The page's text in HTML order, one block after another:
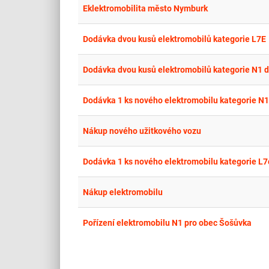
Eklektromobilita město Nymburk
Dodávka dvou kusů elektromobilů kategorie L7E
Dodávka dvou kusů elektromobilů kategorie N1
Dodávka 1 ks nového elektromobilu kategorie N1
Nákup nového užitkového vozu
Dodávka 1 ks nového elektromobilu kategorie
Nákup elektromobilu
Pořízení elektromobilu N1 pro obec Šošůvka